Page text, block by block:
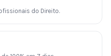
do Direito.